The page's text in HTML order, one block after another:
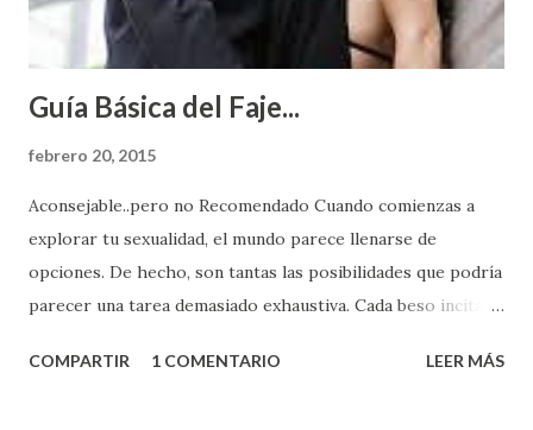
Guía Básica del Faje...
febrero 20, 2015
Aconsejable..pero no Recomendado Cuando comienzas a
explorar tu sexualidad, el mundo parece llenarse de
opciones. De hecho, son tantas las posibilidades que podría
parecer una tarea demasiado exhaustiva. Cada beso incita
partes de ti que jamás hubieras imaginado. El problema es
COMPARTIR 1 COMENTARIO LEER MÁS